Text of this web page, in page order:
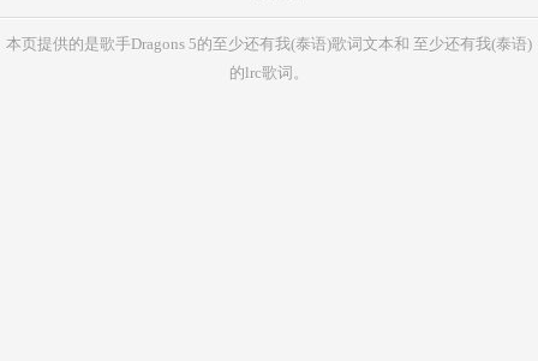
本页提供的是歌手Dragons 5的至少还有我(泰语)歌词文本和 至少还有我(泰语)
的lrc歌词。